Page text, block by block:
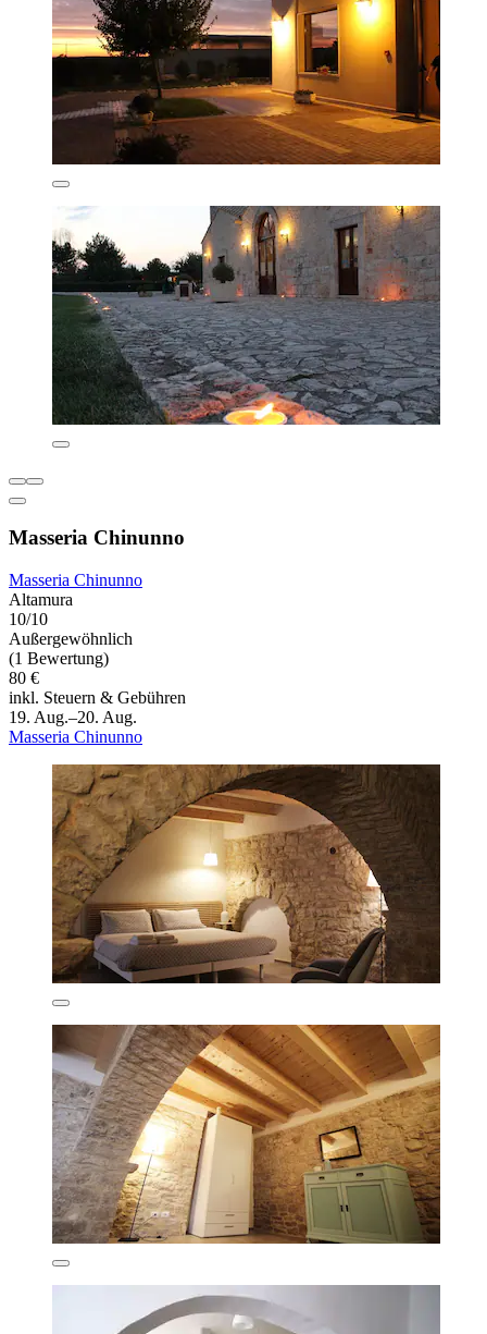
Masseria Chinunno
Masseria Chinunno
Altamura
10/10
Außergewöhnlich
(1 Bewertung)
80 €
inkl. Steuern & Gebühren
19. Aug.–20. Aug.
Masseria Chinunno